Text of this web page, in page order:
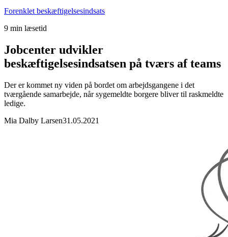
Forenklet beskæftigelsesindsats
9 min læsetid
Jobcenter udvikler
beskæftigelsesindsatsen på tværs af teams
Der er kommet ny viden på bordet om arbejdsgangene i det
tværgående samarbejde, når sygemeldte borgere bliver til raskmeldte
ledige.
Mia Dalby Larsen31.05.2021